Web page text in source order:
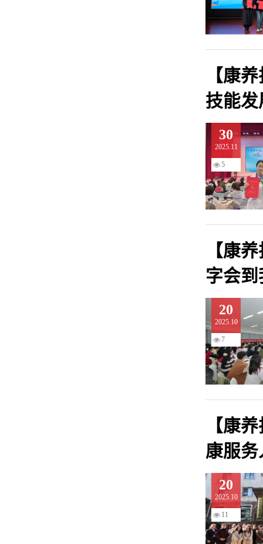
【康
技能
30
2025.11
5
【康
字会
20
2025.10
7
【康
康服务
20
2025.10
11